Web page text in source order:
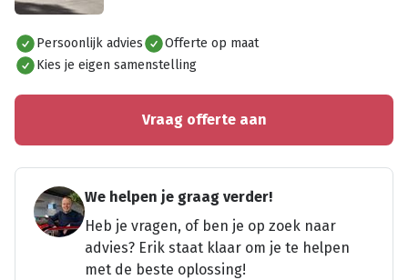
Alles bekijken
Persoonlijk advies
Offerte op maat
Kies je eigen samenstelling
Vraag offerte aan
We helpen je graag verder!
Heb je vragen, of ben je op zoek naar
advies? Erik staat klaar om je te helpen
met de beste oplossing!